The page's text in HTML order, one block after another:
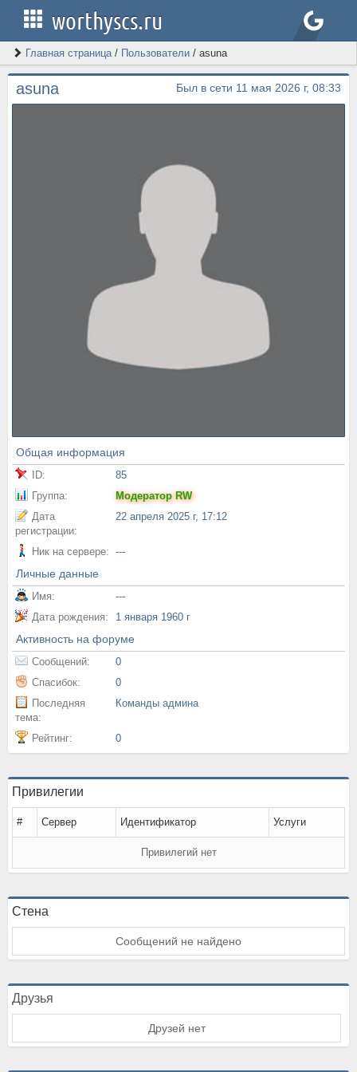
worthyscs.ru
Главная страница/ Пользователи / asuna
asuna Был в сети 11 мая 2026 г, 08:33
Общая информация
ID:
85
Группа:
Модератор RW
Дата
регистрации:
22 апреля 2025 г, 17:12
Ник на сервере: ---
Личные данные
Имя:
---
Дата рождения:
1 января 1960 г
Активность на форуме
Сообщений:
0
Спасибок:
0
Последняя
тема:
Команды админа
Рейтинг: 0
Привилегии
# Сервер Идентификатор Услуги
Привилегий нет
Стена
Сообщений не найдено
Друзья
Друзей нет